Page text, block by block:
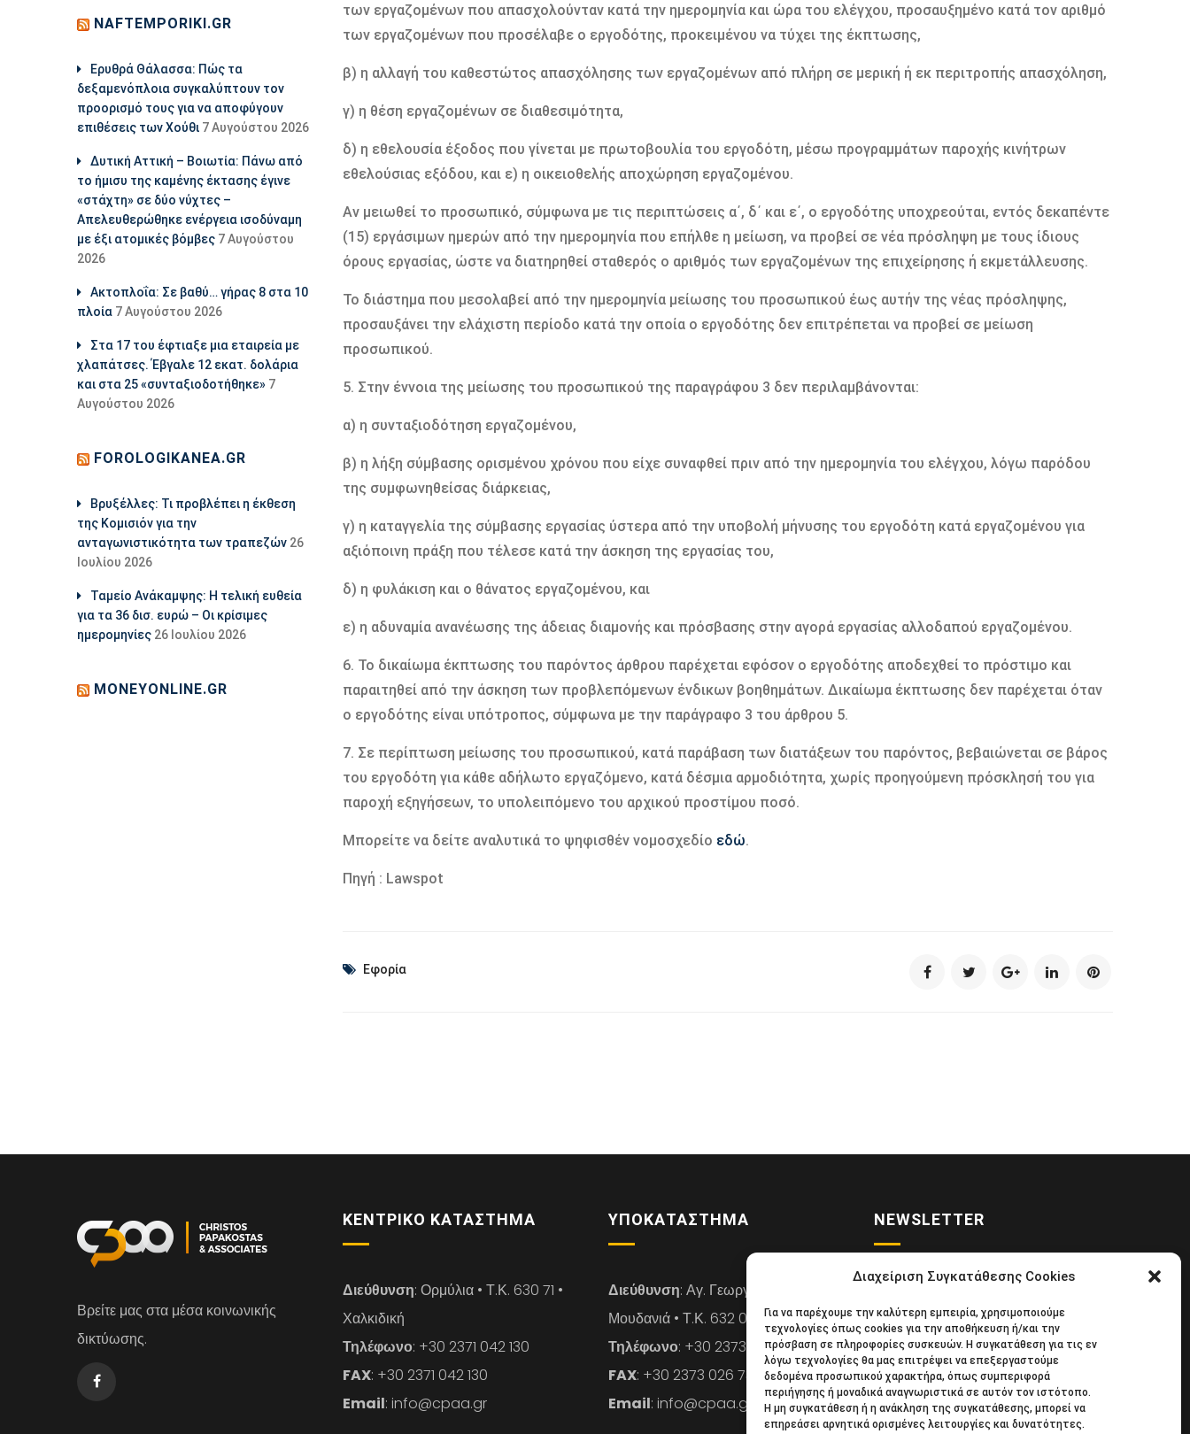
Διαχείριση Συγκατάθεσης Cookies
Για να παρέχουμε την καλύτερη εμπειρία, χρησιμοποιούμε
τεχνολογίες όπως cookies για την αποθήκευση ή/και την
πρόσβαση σε πληροφορίες συσκευών. Η συγκατάθεση για τις εν
λόγω τεχνολογίες θα μας επιτρέψει να επεξεργαστούμε
δεδομένα προσωπικού χαρακτήρα, όπως συμπεριφορά
περιήγησης ή μοναδικά αναγνωριστικά σε αυτόν τον ιστότοπο.
Η μη συγκατάθεση ή η ανάκληση της συγκατάθεσης, μπορεί να
επηρεάσει αρνητικά ορισμένες λειτουργίες και δυνατότητες.
των εργαζοµένων που απασχολούνταν κατά την ηµεροµηνία και ώρα του ελέγχου, προσαυξηµένο κατά τον αριθµό
των εργαζοµένων που προσέλαβε ο εργοδότης, προκειµένου να τύχει της έκπτωσης,
β) η αλλαγή του καθεστώτος απασχόλησης των εργαζοµένων από πλήρη σε µερική ή εκ περιτροπής απασχόληση,
γ) η θέση εργαζοµένων σε διαθεσιµότητα,
δ) η εθελουσία έξοδος που γίνεται µε πρωτοβουλία του εργοδότη, µέσω προγραµµάτων παροχής κινήτρων
εθελούσιας εξόδου, και ε) η οικειοθελής αποχώρηση εργαζοµένου.
Αν µειωθεί το προσωπικό, σύµφωνα µε τις περιπτώσεις α΄, δ΄ και ε΄, ο εργοδότης υποχρεούται, εντός δεκαπέντε
(15) εργάσιµων ηµερών από την ηµεροµηνία που επήλθε η µείωση, να προβεί σε νέα πρόσληψη µε τους ίδιους
όρους εργασίας, ώστε να διατηρηθεί σταθερός ο αριθµός των εργαζοµένων της επιχείρησης ή εκµετάλλευσης.
Το διάστηµα που µεσολαβεί από την ηµεροµηνία µείωσης του προσωπικού έως αυτήν της νέας πρόσληψης,
προσαυξάνει την ελάχιστη περίοδο κατά την οποία ο εργοδότης δεν επιτρέπεται να προβεί σε µείωση
προσωπικού.
5. Στην έννοια της µείωσης του προσωπικού της παραγράφου 3 δεν περιλαµβάνονται:
α) η συνταξιοδότηση εργαζοµένου,
β) η λήξη σύµβασης ορισµένου χρόνου που είχε συναφθεί πριν από την ηµεροµηνία του ελέγχου, λόγω παρόδου
της συµφωνηθείσας διάρκειας,
γ) η καταγγελία της σύµβασης εργασίας ύστερα από την υποβολή µήνυσης του εργοδότη κατά εργαζοµένου για
αξιόποινη πράξη που τέλεσε κατά την άσκηση της εργασίας του,
δ) η φυλάκιση και ο θάνατος εργαζοµένου, και
ε) η αδυναµία ανανέωσης της άδειας διαµονής και πρόσβασης στην αγορά εργασίας αλλοδαπού εργαζοµένου.
6. Το δικαίωµα έκπτωσης του παρόντος άρθρου παρέχεται εφόσον ο εργοδότης αποδεχθεί το πρόστιµο και
παραιτηθεί από την άσκηση των προβλεπόµενων ένδικων βοηθηµάτων. Δικαίωµα έκπτωσης δεν παρέχεται όταν
ο εργοδότης είναι υπότροπος, σύµφωνα µε την παράγραφο 3 του άρθρου 5.
7. Σε περίπτωση µείωσης του προσωπικού, κατά παράβαση των διατάξεων του παρόντος, βεβαιώνεται σε βάρος
του εργοδότη για κάθε αδήλωτο εργαζόµενο, κατά δέσµια αρµοδιότητα, χωρίς προηγούµενη πρόσκλησή του για
παροχή εξηγήσεων, το υπολειπόµενο του αρχικού προστίµου ποσό.
Μπορείτε να δείτε αναλυτικά το ψηφισθέν νομοσχεδίο εδώ.
Πηγή : Lawspot
Εφορία
NAFTEMPORIKI.GR
Ερυθρά Θάλασσα: Πώς τα
δεξαμενόπλοια συγκαλύπτουν τον
προορισμό τους για να αποφύγουν
επιθέσεις των Χούθι 7 Αυγούστου 2026
Δυτική Αττική – Βοιωτία: Πάνω από
το ήμισυ της καμένης έκτασης έγινε
«στάχτη» σε δύο νύχτες –
Απελευθερώθηκε ενέργεια ισοδύναμη
με έξι ατομικές βόμβες 7 Αυγούστου
2026
Ακτοπλοΐα: Σε βαθύ… γήρας 8 στα 10
πλοία 7 Αυγούστου 2026
Στα 17 του έφτιαξε μια εταιρεία με
χλαπάτσες. Έβγαλε 12 εκατ. δολάρια
και στα 25 «συνταξιοδοτήθηκε» 7
Αυγούστου 2026
FOROLOGIKANEA.GR
Βρυξέλλες: Τι προβλέπει η έκθεση
της Κομισιόν για την
ανταγωνιστικότητα των τραπεζών 26
Ιουλίου 2026
Ταμείο Ανάκαμψης: Η τελική ευθεία
για τα 36 δισ. ευρώ – Οι κρίσιμες
ημερομηνίες 26 Ιουλίου 2026
MONEYONLINE.GR
Βρείτε μας στα μέσα κοινωνικής
δικτύωσης.
ΚΕΝΤΡΙΚΌ ΚΑΤΆΣΤΗΜΑ
Διεύθυνση: Ορμύλια • Τ.Κ. 630 71 •
Χαλκιδική
Τηλέφωνο: +30 2371 042 130
FAX: +30 2371 042 130
Email: info@cpaa.gr
ΥΠΟΚΑΤΆΣΤΗΜΑ
Διεύθυνση: Αγ. Γεωργίου 14 • Νέα
Μουδανιά • Τ.Κ. 632 00 • Χαλκιδική
Τηλέφωνο: +30 2373 026 739
FAX: +30 2373 026 739
Email: info@cpaa.gr
NEWSLETTER
Κάντε εγγραφή στο ηλεκτρονικό μας
φυλλάδιο και μείνετε στο επίκεντρο
της οικονομικής επικαιρότητας.